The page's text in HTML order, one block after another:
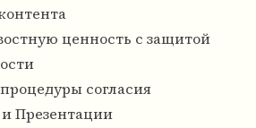
ценность с защитой
согласия
Презентации